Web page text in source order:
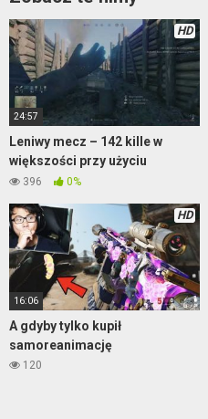
HD
24:57
Leniwy mecz – 142 kille w
większości przy użyciu
moździerza – Enlisted
396 0%
HD
16:06
A gdyby tylko kupił
samoreanimację
120